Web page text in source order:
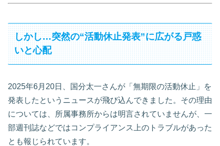
しかし…突然の“活動休止発表”に広がる戸惑
いと心配
2025年6月20日、国分太一さんが「無期限の活動休止」を
発表したというニュースが飛び込んできました。その理由
については、所属事務所からは明言されていませんが、一
部週刊誌などではコンプライアンス上のトラブルがあった
とも報じられています。